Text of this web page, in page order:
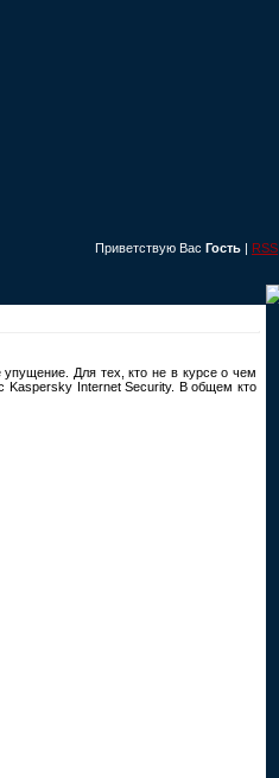
Приветствую Вас Гость | RSS
Для тех, кто не в курсе о чем
Kaspersky Internet Security. В общем кто